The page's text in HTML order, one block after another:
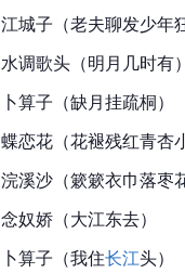
江城子（老夫聊发少年
水调歌头（明月几时有
卜算子（缺月挂疏桐）
蝶恋花（花褪残红青杏
浣溪沙（簌簌衣巾落枣
念奴娇（大江东去）
卜算子（我住长江头）